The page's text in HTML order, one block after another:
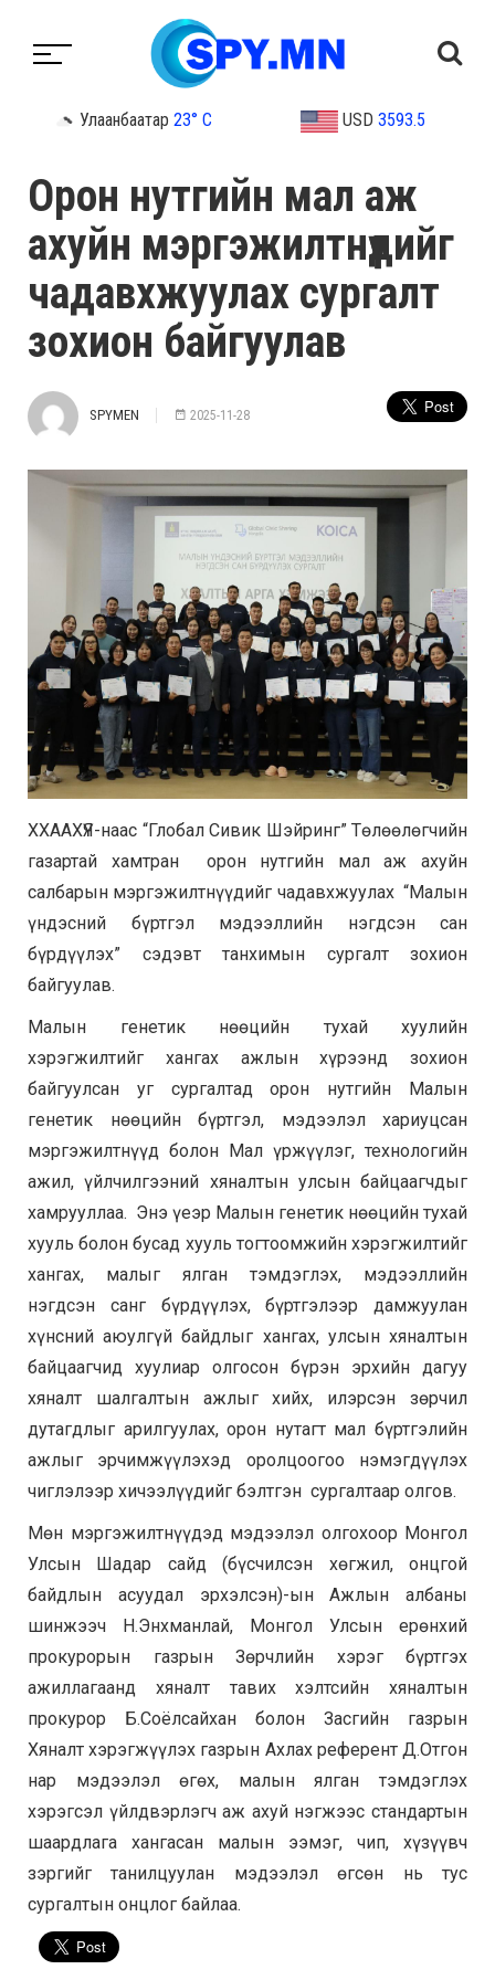
Улаанбаатар 23° C USD 3593.5
Орон нутгийн мал аж
ахуйн мэргэжилтнүүдийг
чадавхжуулах сургалт
зохион байгуулав
SPYMEN 2025-11-28
ХХААХҮЯ-наас “Глобал Сивик Шэйринг” Төлөөлөгчийн
газартай хамтран орон нутгийн мал аж ахуйн
салбарын мэргэжилтнүүдийг чадавхжуулах “Малын
үндэсний бүртгэл мэдээллийн нэгдсэн сан
бүрдүүлэх” сэдэвт танхимын сургалт зохион
байгуулав.
Малын генетик нөөцийн тухай хуулийн
хэрэгжилтийг хангах ажлын хүрээнд зохион
байгуулсан уг сургалтад орон нутгийн Малын
генетик нөөцийн бүртгэл, мэдээлэл хариуцсан
мэргэжилтнүүд болон Мал үржүүлэг, технологийн
ажил, үйлчилгээний хяналтын улсын байцаагчдыг
хамрууллаа. Энэ үеэр Малын генетик нөөцийн тухай
хууль болон бусад хууль тогтоомжийн хэрэгжилтийг
хангах, малыг ялган тэмдэглэх, мэдээллийн
нэгдсэн санг бүрдүүлэх, бүртгэлээр дамжуулан
хүнсний аюулгүй байдлыг хангах, улсын хяналтын
байцаагчид хуулиар олгосон бүрэн эрхийн дагуу
хяналт шалгалтын ажлыг хийх, илэрсэн зөрчил
дутагдлыг арилгуулах, орон нутагт мал бүртгэлийн
ажлыг эрчимжүүлэхэд оролцоогоо нэмэгдүүлэх
чиглэлээр хичээлүүдийг бэлтгэн сургалтаар олгов.
Мөн мэргэжилтнүүдэд мэдээлэл олгохоор Монгол
Улсын Шадар сайд (бүсчилсэн хөгжил, онцгой
байдлын асуудал эрхэлсэн)-ын Ажлын албаны
шинжээч Н.Энхманлай, Монгол Улсын ерөнхий
прокурорын газрын Зөрчлийн хэрэг бүртгэх
ажиллагаанд хяналт тавих хэлтсийн хяналтын
прокурор Б.Соёлсайхан болон Засгийн газрын
Хяналт хэрэгжүүлэх газрын Ахлах референт Д.Отгон
нар мэдээлэл өгөх, малын ялган тэмдэглэх
хэрэгсэл үйлдвэрлэгч аж ахуй нэгжээс стандартын
шаардлага хангасан малын ээмэг, чип, хүзүүвч
зэргийг танилцуулан мэдээлэл өгсөн нь тус
сургалтын онцлог байлаа.